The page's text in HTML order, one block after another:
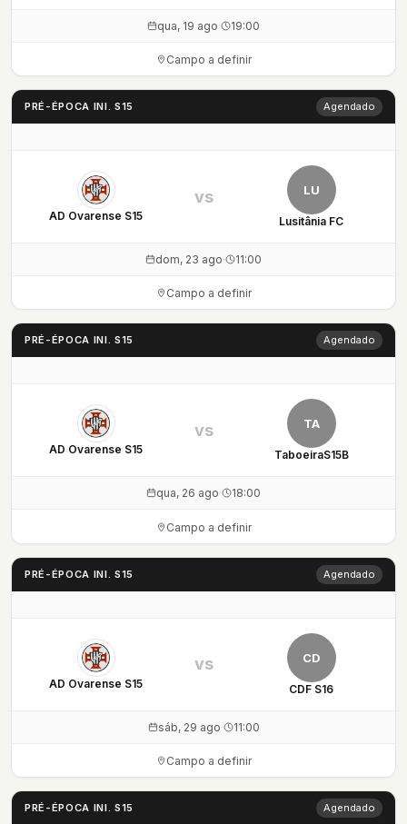
qua, 19 ago· 19:00
Campo a definir
PRÉ-ÉPOCA INI. S15 Agendado
AD Ovarense S15
LU
Lusitânia FC
vs
dom, 23 ago· 11:00
Campo a definir
PRÉ-ÉPOCA INI. S15 Agendado
AD Ovarense S15
TA
TaboeiraS15B
vs
qua, 26 ago· 18:00
Campo a definir
PRÉ-ÉPOCA INI. S15 Agendado
AD Ovarense S15
CD
CDF S16
vs
sáb, 29 ago· 11:00
Campo a definir
PRÉ-ÉPOCA INI. S15 Agendado